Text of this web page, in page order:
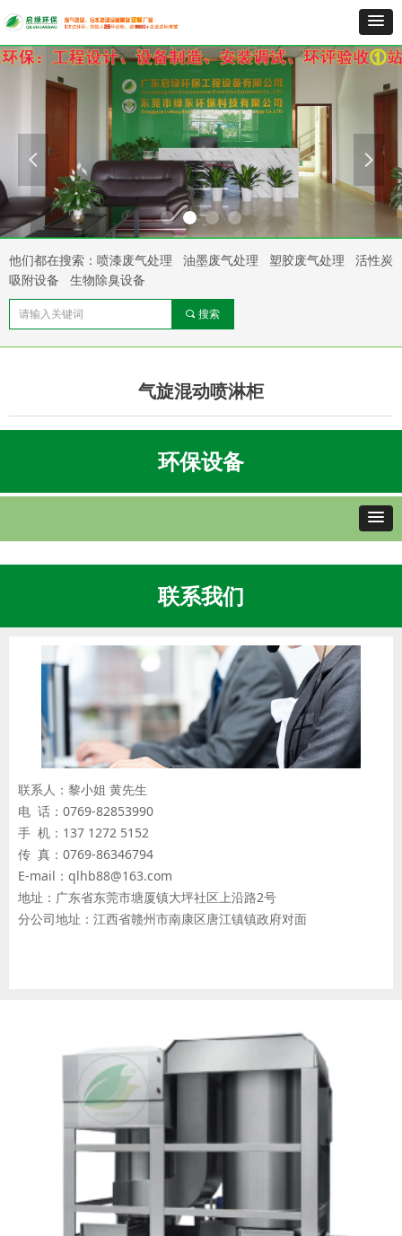
넳 넲
他们都在搜索：喷漆废气处理 油墨废气处理 塑胶废气处理 活性炭
吸附设备 生物除臭设备
끠 搜索
联系我们
联系人：黎小姐 黄先生
电 话：0769-82853990
手 机：137 1272 5152
传 真：0769-86346794
E-mail：qlhb88@163.com
地址：广东省东莞市塘厦镇大坪社区上沿路2号
分公司地址：江西省赣州市南康区唐江镇镇政府对面
气旋混动喷淋柜
环保设备